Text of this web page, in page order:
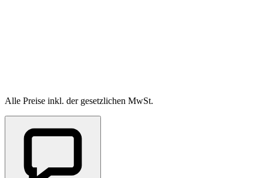
Alle Preise inkl. der gesetzlichen MwSt.